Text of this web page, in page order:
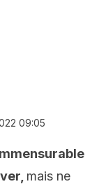
09:05
mais ne